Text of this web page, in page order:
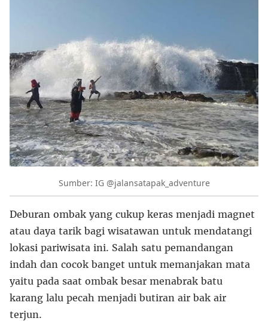
Sumber: IG @jalansatapak_adventure
Deburan ombak yang cukup keras menjadi magnet
atau daya tarik bagi wisatawan untuk mendatangi
lokasi pariwisata ini. Salah satu pemandangan
indah dan cocok banget untuk memanjakan mata
yaitu pada saat ombak besar menabrak batu
karang lalu pecah menjadi butiran air bak air
terjun.